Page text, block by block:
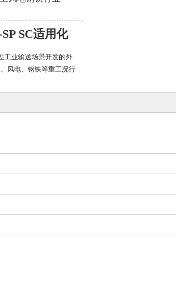
SC适用化
工业输送场景开发的外
风电、钢铁等重工况行